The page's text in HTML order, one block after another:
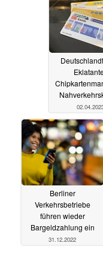
Berliner
Verkehrsbetriebe
führen wieder
Bargeldzahlung ein
31.12.2022